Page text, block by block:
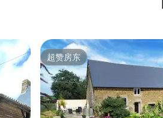
超赞房东
超赞房东